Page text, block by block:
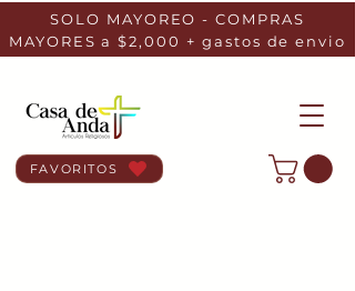
SOLO MAYOREO - COMPRAS
MAYORES a $2,000 + gastos de envio
FAVORITOS